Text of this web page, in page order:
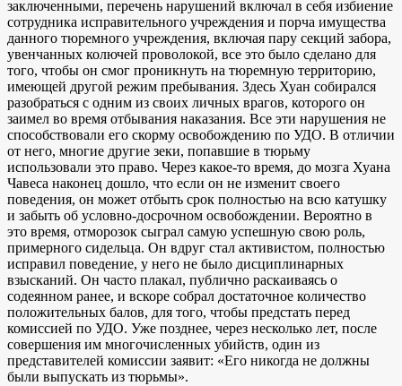
заключенными, перечень нарушений включал в себя избиение
сотрудника исправительного учреждения и порча имущества
данного тюремного учреждения, включая пару секций забора,
увенчанных колючей проволокой, все это было сделано для
того, чтобы он смог проникнуть на тюремную территорию,
имеющей другой режим пребывания. Здесь Хуан собирался
разобраться с одним из своих личных врагов, которого он
заимел во время отбывания наказания. Все эти нарушения не
способствовали его скорму освобождению по УДО. В отличии
от него, многие другие зеки, попавшие в тюрьму
использовали это право. Через какое-то время, до мозга Хуана
Чавеса наконец дошло, что если он не изменит своего
поведения, он может отбыть срок полностью на всю катушку
и забыть об условно-досрочном освобождении. Вероятно в
это время, отморозок сыграл самую успешную свою роль,
примерного сидельца. Он вдруг стал активистом, полностью
исправил поведение, у него не было дисциплинарных
взысканий. Он часто плакал, публично раскаиваясь о
содеянном ранее, и вскоре собрал достаточное количество
положительных балов, для того, чтобы предстать перед
комиссией по УДО. Уже позднее, через несколько лет, после
совершения им многочисленных убийств, один из
представителей комиссии заявит: «Его никогда не должны
были выпускать из тюрьмы».